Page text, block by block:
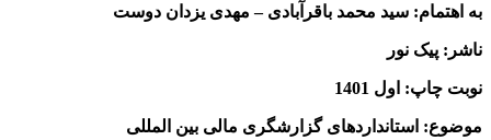
به اهتمام: سید محمد باقرآبادی – مهدی یزدان دوست
ناشر: پیک نور
نوبت چاپ: اول 1401
موضوع: استانداردهای گزارشگری مالی بین المللی